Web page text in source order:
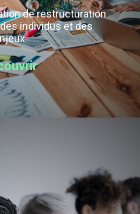
de restructuration
individus et des